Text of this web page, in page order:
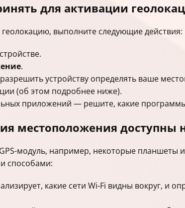
для активации
выполните следующие действия:
.
устройству определять ваше
(об этом подробнее ниже).
приложений — решите, какие
местоположения доступны
модуль, например, некоторые
способами:
какие сети Wi-Fi видны вокруг, и